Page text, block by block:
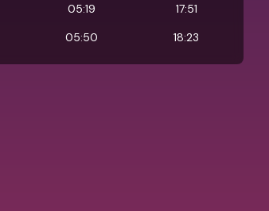
05:19
17:51
05:50 18:23